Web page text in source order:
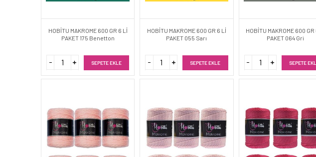
HOBİTU MAKROME 600 GR 6 Lİ
PAKET 175 Benetton
SEPETE EKLE
HOBİTU MAKROME 600 GR 6 Lİ
PAKET 055 Sarı
SEPETE EKLE
HOBİTU MAKROME 600 GR
PAKET 064 Gri
SEPETE